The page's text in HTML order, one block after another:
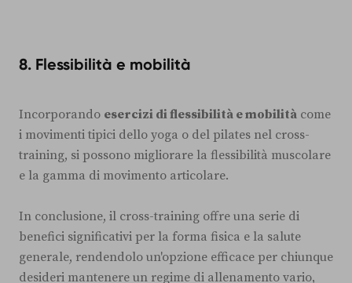
8. Flessibilità e mobilità
Incorporando esercizi di flessibilità e mobilità come
i movimenti tipici dello yoga o del pilates nel cross-
training, si possono migliorare la flessibilità muscolare
e la gamma di movimento articolare.
In conclusione, il cross-training offre una serie di
benefici significativi per la forma fisica e la salute
generale, rendendolo un'opzione efficace per chiunque
desideri mantenere un regime di allenamento vario,